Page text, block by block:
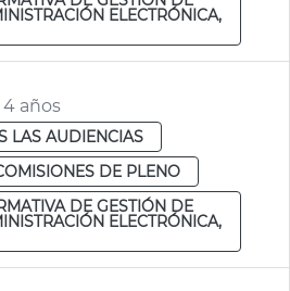
ELECTRÓNICA,
años
LAS AUDIENCIAS
DE PLENO
DE GESTIÓN DE
ELECTRÓNICA,